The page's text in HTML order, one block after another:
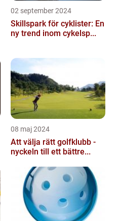
02 september 2024
Skillspark för cyklister: En
ny trend inom cykelsp...
08 maj 2024
Att välja rätt golfklubb -
nyckeln till ett bättre...